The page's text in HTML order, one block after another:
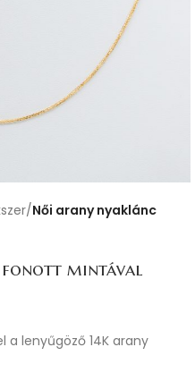
Női arany nyaklánc
fonott mintával
a lenyűgöző 14K arany